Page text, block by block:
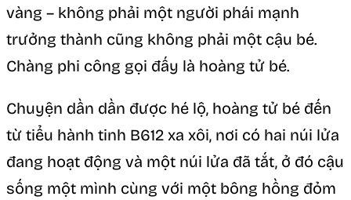
vàng – không phải một người phái mạnh
trưởng thành cũng không phải một cậu bé.
Chàng phi công gọi đấy là hoàng tử bé.
Chuyện dần dần được hé lộ, hoàng tử bé đến
từ tiểu hành tinh B612 xa xôi, nơi có hai núi lửa
đang hoạt động và một núi lửa đã tắt, ở đó cậu
sống một mình cùng với một bông hồng đỏm